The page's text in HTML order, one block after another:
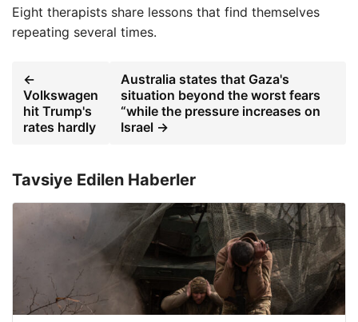
Eight therapists share lessons that find themselves
repeating several times.
←
Volkswagen
hit Trump's
rates hardly
Australia states that Gaza's
situation beyond the worst fears
“while the pressure increases on
Israel →
Tavsiye Edilen Haberler